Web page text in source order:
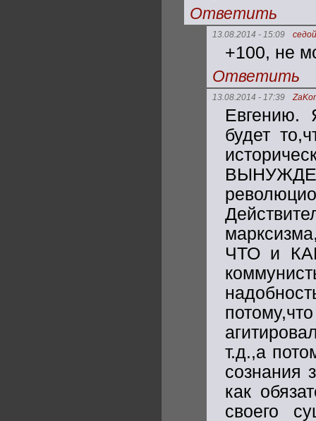
Ответить
13.08.2014 - 15:09 седой
+100, не
Ответить
13.08.2014 - 17:39
Евгению.
будет
ЧТО и
т.д.,а
сознания
как
своего